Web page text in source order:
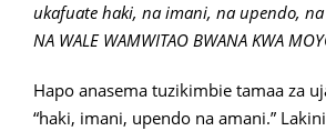
ukafuate haki, na imani, na upendo, na
NA WALE WAMWITAO BWANA KWA
Hapo anasema tuzikimbie tamaa za
“haki, imani, upendo na amani.”